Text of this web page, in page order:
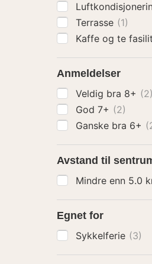
Terrasse (1)
Kaffe og te
Anmeldelser
Veldig bra 8+ (2)
God 7+ (2)
Ganske bra 6+
Avstand til
Mindre enn 5.0
Egnet for
Sykkelferie (3)